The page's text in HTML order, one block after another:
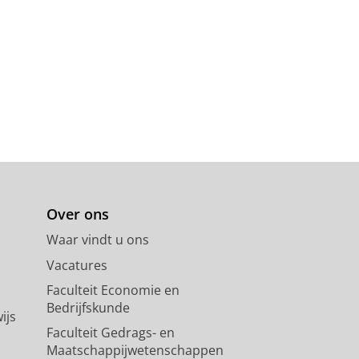
Over ons
Waar vindt u ons
Vacatures
Faculteit Economie en
Bedrijfskunde
Faculteit Gedrags- en
Maatschappijwetenschappen